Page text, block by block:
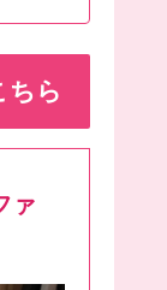
ちら
ァ